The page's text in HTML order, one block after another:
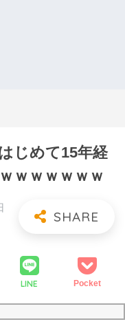
じめて15年経
ｗｗｗｗｗｗ
LINE Pocket